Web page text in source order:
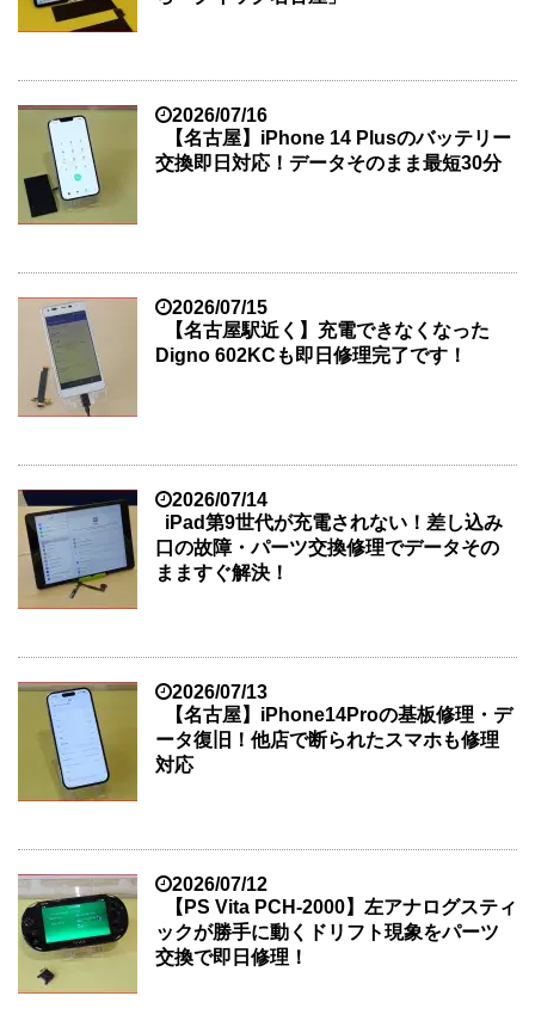
2026/07/16
【名古屋】iPhone 14 Plusのバッテリー
交換即日対応！データそのまま最短30分
2026/07/15
【名古屋駅近く】充電できなくなった
Digno 602KCも即日修理完了です！
2026/07/14
iPad第9世代が充電されない！差し込み
口の故障・パーツ交換修理でデータその
まますぐ解決！
2026/07/13
【名古屋】iPhone14Proの基板修理・デ
ータ復旧！他店で断られたスマホも修理
対応
2026/07/12
【PS Vita PCH-2000】左アナログスティ
ックが勝手に動くドリフト現象をパーツ
交換で即日修理！